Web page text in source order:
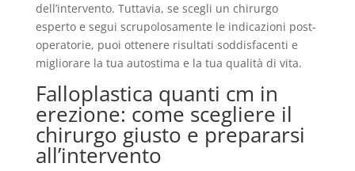
dell’intervento. Tuttavia, se scegli un chirurgo
esperto e segui scrupolosamente le indicazioni post-
operatorie, puoi ottenere risultati soddisfacenti e
migliorare la tua autostima e la tua qualità di vita.
Falloplastica quanti cm in
erezione: come scegliere il
chirurgo giusto e prepararsi
all’intervento